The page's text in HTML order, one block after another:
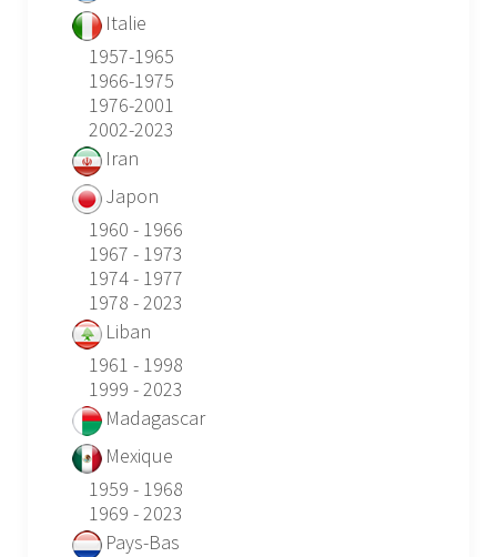
Italie
1957-1965
1966-1975
1976-2001
2002-2023
Iran
Japon
1960 - 1966
1967 - 1973
1974 - 1977
1978 - 2023
Liban
1961 - 1998
1999 - 2023
Madagascar
Mexique
1959 - 1968
1969 - 2023
Pays-Bas